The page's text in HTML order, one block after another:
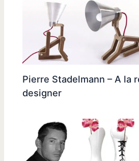
Pierre Stadelmann – A la
designer